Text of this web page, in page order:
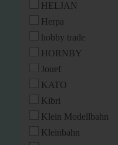
HELJAN
Herpa
hobby trade
HORNBY
Jouef
KATO
Kibri
Klein Modellbahn
Kleinbahn